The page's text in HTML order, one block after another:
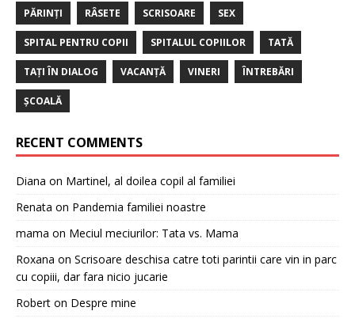
PĂRINȚI RÂSETE SCRISOARE SEX
SPITAL PENTRU COPII SPITALUL COPIILOR TATĂ
TAȚI ÎN DIALOG VACANȚĂ VINERI ÎNTREBĂRI
ȘCOALĂ
RECENT COMMENTS
Diana on Martinel, al doilea copil al familiei
Renata on Pandemia familiei noastre
mama on Meciul meciurilor: Tata vs. Mama
Roxana on Scrisoare deschisa catre toti parintii care vin in parc
cu copiii, dar fara nicio jucarie
Robert on Despre mine